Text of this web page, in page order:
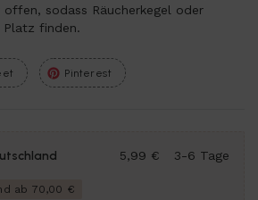
sodass Räucherkegel oder
Platz finden.
Pinterest
3-6 Tage
5,99 €
ab 70,00 €